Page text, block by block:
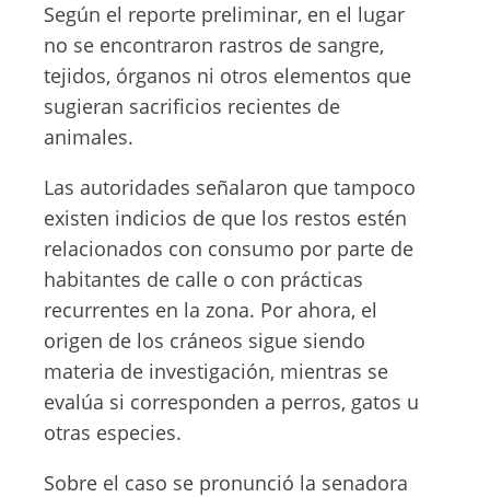
Según el reporte preliminar, en el lugar
no se encontraron rastros de sangre,
tejidos, órganos ni otros elementos que
sugieran sacrificios recientes de
animales.
Las autoridades señalaron que tampoco
existen indicios de que los restos estén
relacionados con consumo por parte de
habitantes de calle o con prácticas
recurrentes en la zona. Por ahora, el
origen de los cráneos sigue siendo
materia de investigación, mientras se
evalúa si corresponden a perros, gatos u
otras especies.
Sobre el caso se pronunció la senadora